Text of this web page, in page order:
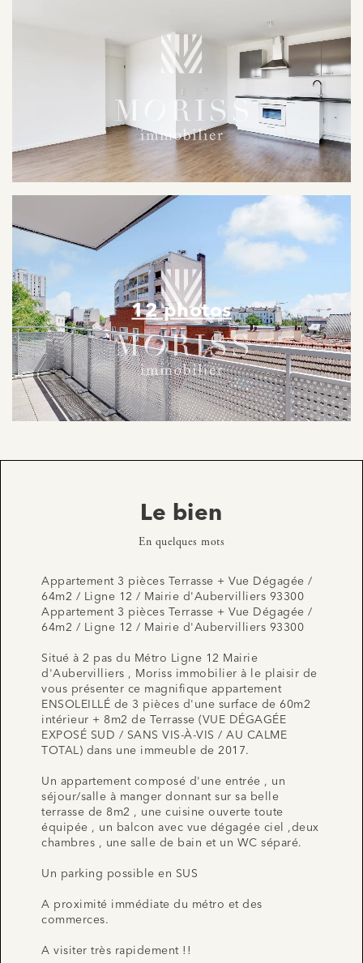
12 photos
Le bien
En quelques mots
Appartement 3 pièces Terrasse + Vue Dégagée /
64m2 / Ligne 12 / Mairie d'Aubervilliers 93300
Appartement 3 pièces Terrasse + Vue Dégagée /
64m2 / Ligne 12 / Mairie d'Aubervilliers 93300
Situé à 2 pas du Métro Ligne 12 Mairie
d'Aubervilliers , Moriss immobilier à le plaisir de
vous présenter ce magnifique appartement
ENSOLEILLÉ de 3 pièces d'une surface de 60m2
intérieur + 8m2 de Terrasse (VUE DÉGAGÉE
EXPOSÉ SUD / SANS VIS-À-VIS / AU CALME
TOTAL) dans une immeuble de 2017.
Un appartement composé d'une entrée , un
séjour/salle à manger donnant sur sa belle
terrasse de 8m2 , une cuisine ouverte toute
équipée , un balcon avec vue dégagée ciel ,deux
chambres , une salle de bain et un WC séparé.
Un parking possible en SUS
A proximité immédiate du métro et des
commerces.
A visiter très rapidement !!